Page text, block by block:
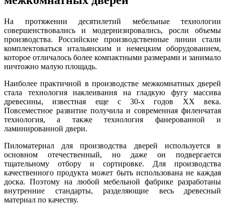
На протяжении десятилетий мебельные технологии
совершенствовались и модернизировались, росли объемы
производства. Российские производственные линии стали
комплектоваться итальянским и немецким оборудованием,
которое отличалось более компактными размерами и занимало
ничтожно малую площадь.
Наиболее практичной в производстве межкомнатных дверей
стала технология наклеивания на гладкую фугу массива
древесины, известная еще с 30-х годов XX века.
Повсеместное развитие получила и современная филенчатая
технология, а также технология фанерованной и
ламинированной двери.
Пиломатериал для производства дверей используется в
основном отечественный, но даже он подвергается
тщательному отбору и сортировке. Для производства
качественного продукта может быть использована не каждая
доска. Поэтому на любой мебельной фабрике разработаны
внутренние стандарты, разделяющие весь древесный
материал по качеству.